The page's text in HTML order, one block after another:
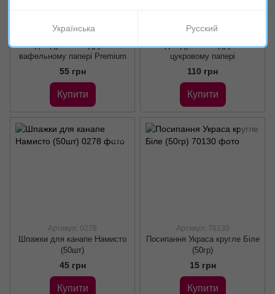
Артикул: 027027
Індивідуальний друк на
вафельному папері Premium
55 грн
Купити
2
Артикул: 028028
Індивідуальний друк на
цукровому папері
110 грн
Купити
Артикул: 0278
Шпажки для канапе Намисто
(50шт)
45 грн
Купити
Артикул: 70130
Посипання Украса кругле Біле
(50гр)
15 грн
Купити
Українська Русский